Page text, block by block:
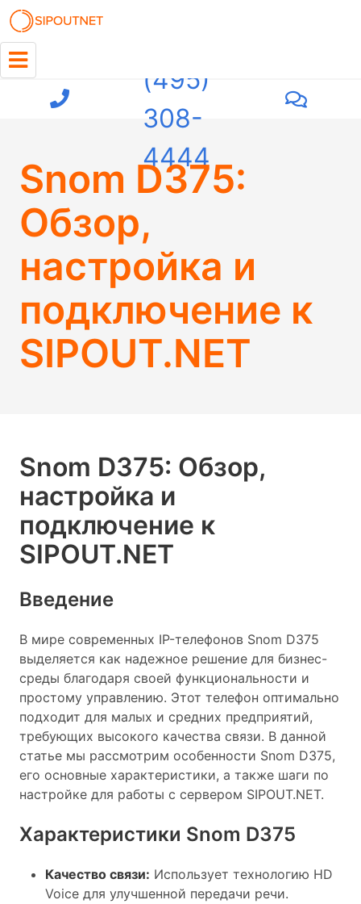
(495)
308-
4444
Snom D375:
Обзор,
настройка и
подключение к
SIPOUT.NET
Snom D375: Обзор,
настройка и
подключение к
SIPOUT.NET
Введение
В мире современных IP-телефонов Snom D375
выделяется как надежное решение для бизнес-
среды благодаря своей функциональности и
простому управлению. Этот телефон оптимально
подходит для малых и средних предприятий,
требующих высокого качества связи. В данной
статье мы рассмотрим особенности Snom D375,
его основные характеристики, а также шаги по
настройке для работы с сервером SIPOUT.NET.
Характеристики Snom D375
Качество связи: Использует технологию HD
Voice для улучшенной передачи речи.